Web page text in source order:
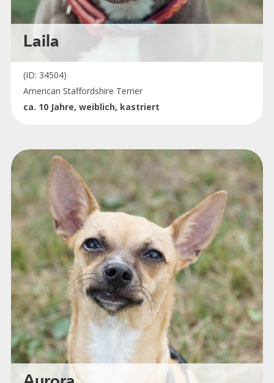
Laila
(ID: 34504)
American Staffordshire Terrier
ca. 10 Jahre, weiblich, kastriert